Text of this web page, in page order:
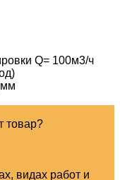
Q= 100м3/ч
мм
товар?
видах работ и